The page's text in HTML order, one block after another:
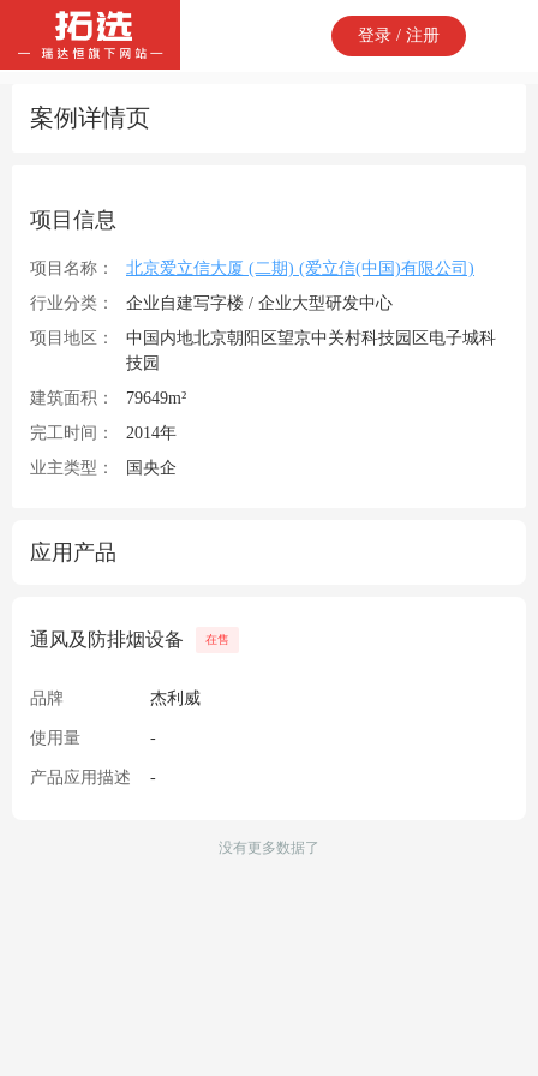
登录 / 注册
案例详情页
项目信息
项目名称：
北京爱立信大厦 (二期) (爱立信(中国)有限公司)
行业分类：
企业自建写字楼 / 企业大型研发中心
项目地区：
中国内地北京朝阳区望京中关村科技园区电子城科
技园
建筑面积：
79649m²
完工时间：
2014年
业主类型：
国央企
应用产品
通风及防排烟设备 在售
品牌 杰利威
使用量 -
产品应用描述 -
没有更多数据了